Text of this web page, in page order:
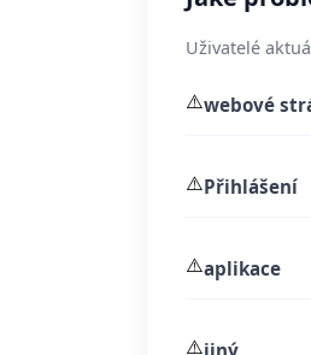
Uživatelé
⚠️webové
⚠️Přihlášení
⚠️aplikace
⚠️jiný